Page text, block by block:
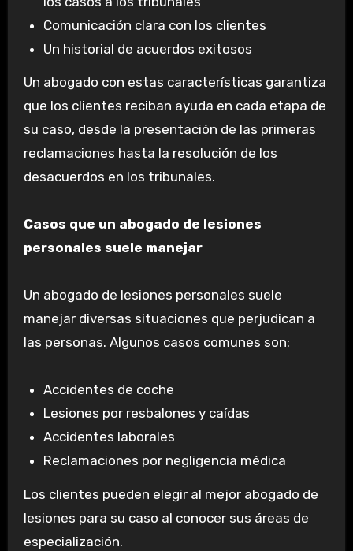
Comunicación clara con los clientes
Un historial de acuerdos exitosos
Un abogado con estas características garantiza
que los clientes reciban ayuda en cada etapa de
su caso, desde la presentación de las primeras
reclamaciones hasta la resolución de los
desacuerdos en los tribunales.
Casos que un abogado de lesiones
personales suele manejar
Un abogado de lesiones personales suele
manejar diversas situaciones que perjudican a
las personas. Algunos casos comunes son:
Accidentes de coche
Lesiones por resbalones y caídas
Accidentes laborales
Reclamaciones por negligencia médica
Los clientes pueden elegir al mejor abogado de
lesiones para su caso al conocer sus áreas de
especialización.